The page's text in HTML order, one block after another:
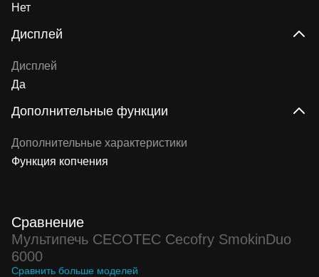
Нет
Дисплей
Дисплей
Да
Дополнительные функции
Дополнительные характеристики
Функция копчения
Сравнение
Мультипечь CECOTEC Cecofry SmokinDuo
6000
Сравнить больше моделей